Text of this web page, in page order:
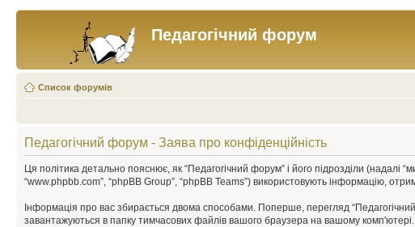
Педагогічний форум
Список форумів
Педагогічний форум - Заява про конфіденційність
Ця політика детально пояснює, як “Педагогічний форум” і його підрозділи (надалі
“www.phpbb.com”, “phpBB Group”, “phpBB Teams”) використовують інформацію,
Інформація про вас збирається двома способами. Поперше, перегляд
завантажуються в папку тимчасових файлів вашого браузера на вашому комп'ютері.